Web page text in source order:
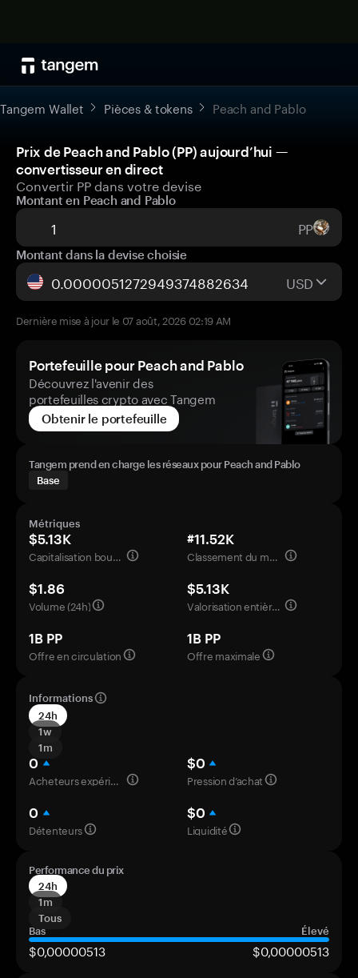
Tangem Wallet Pièces & tokens Peach and Pablo
Prix de Peach and Pablo (PP) aujourd’hui —
convertisseur en direct
Convertir PP dans votre devise
Montant en Peach and Pablo
PP
Montant dans la devise choisie
USD
Dernière mise à jour le 07 août, 2026 02:19 AM
Portefeuille pour Peach and Pablo
Découvrez l'avenir des
portefeuilles crypto avec Tangem
Obtenir le portefeuille
Tangem prend en charge les réseaux pour Peach and Pablo
Base
Métriques
$5.13K
Capitalisation boursière
#11.52K
Classement du marché
$1.86
Volume (24h)
$5.13K
Valorisation entièrement diluée
1B PP
Offre en circulation
1B PP
Offre maximale
Informations
24h
1w
1m
0
Acheteurs expérimentés
$0
Pression d’achat
0
Détenteurs
$0
Liquidité
Performance du prix
24h
1m
Tous
Bas
Élevé
$0,00000513 $0,00000513